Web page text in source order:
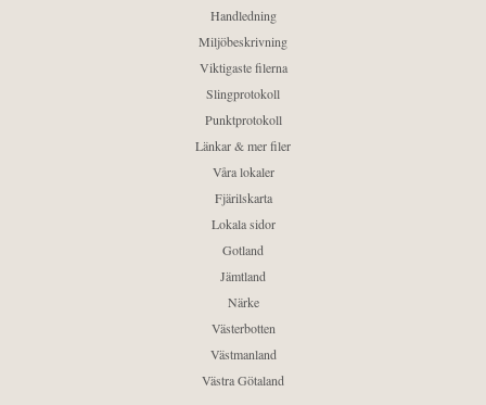
Handledning
Miljöbeskrivning
Viktigaste filerna
Slingprotokoll
Punktprotokoll
Länkar & mer filer
Våra lokaler
Fjärilskarta
Lokala sidor
Gotland
Jämtland
Närke
Västerbotten
Västmanland
Västra Götaland